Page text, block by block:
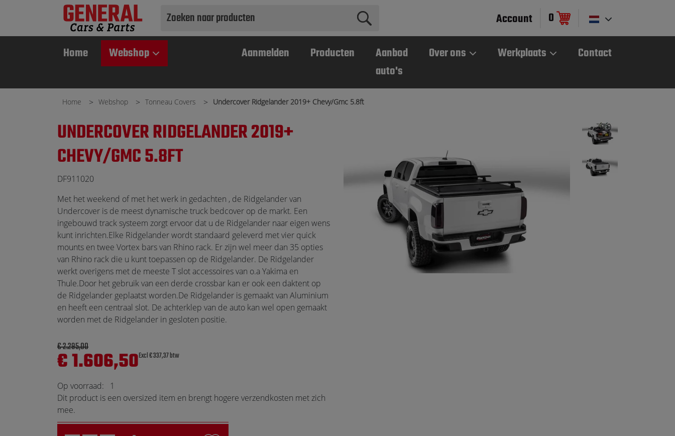
Use
up
available
Press
to
search
result.
Touch
devices
users
can
use
touch
and
swipe
gestures.
Account 0
Home Webshop Aanmelden Producten
Aanbod
auto's
Over ons Werkplaats Contact
Home Webshop Tonneau Covers Undercover Ridgelander 2019+ Chevy/Gmc 5.8ft
UNDERCOVER RIDGELANDER 2019+
CHEVY/GMC 5.8FT
DF911020
Met het weekend of met het werk in gedachten , de Ridgelander van
Undercover is de meest dynamische truck bedcover op de markt. Een
ingebouwd track systeem zorgt ervoor dat u de Ridgelander naar eigen wens
kunt inrichten.Elke Ridgelander wordt standaard geleverd met vier quick
mounts en twee Vortex bars van Rhino rack. Er zijn wel meer dan 35 opties
van Rhino rack die u kunt toepassen op de Ridgelander. De Ridgelander
werkt overigens met de meeste T slot accessoires van o.a Yakima en
Thule.Door het gebruik van een derde crossbar kan er ook een daktent op
de Ridgelander geplaatst worden.De Ridgelander is gemaakt van Aluminium
en heeft een centraal slot. De achterklep van de auto kan wel open gemaakt
worden met de Ridgelander in gesloten positie.
€ 2.295,00
€ 1.606,50Excl € 337,37 btw
Op voorraad:
1
Dit product is een oversized item en brengt hogere verzendkosten met zich
mee.